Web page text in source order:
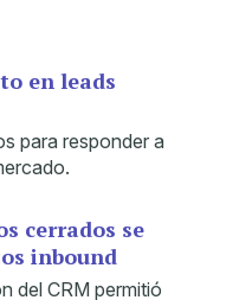
en leads
para responder a
cerrados se
inbound
del CRM permitió